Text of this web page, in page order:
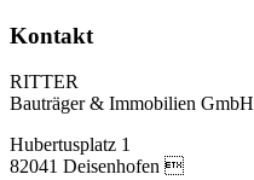
Kontakt
RITTER
Bauträger & Immobilien GmbH
Hubertusplatz 1
82041 Deisenhofen 